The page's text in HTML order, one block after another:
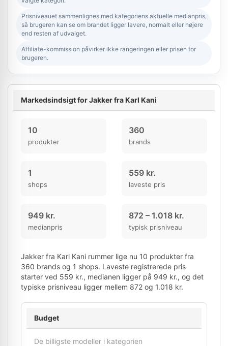
Prisniveauet sammenlignes med kategoriens aktuelle medianpris,
så brugeren kan se om brandet ligger lavere, normalt eller højere
end resten af udvalget.
Affiliate-kommission påvirker ikke rangeringen eller prisen for
brugeren.
Markedsindsigt for Jakker fra Karl Kani
10
produkter
360
brands
1
shops
559 kr.
laveste pris
949 kr.
medianpris
872 – 1.018 kr.
typisk prisniveau
Jakker fra Karl Kani rummer lige nu 10 produkter fra
360 brands og 1 shops. Laveste registrerede pris
starter ved 559 kr., medianen ligger på 949 kr., og det
typiske prisniveau ligger mellem 872 og 1.018 kr.
Budget
De billigste modeller i kategorien